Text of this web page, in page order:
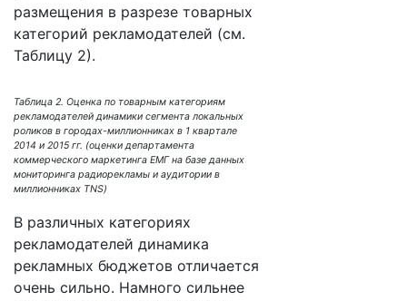
размещения в разрезе товарных
категорий рекламодателей (см.
Таблицу 2).
Таблица 2. Оценка по товарным категориям
рекламодателей динамики сегмента локальных
роликов в городах-миллионниках в 1 квартале
2014 и 2015 гг. (оценки департамента
коммерческого маркетинга ЕМГ на базе данных
мониторинга радиорекламы и аудитории в
миллионниках TNS)
В различных категориях
рекламодателей динамика
рекламных бюджетов отличается
очень сильно. Намного сильнее